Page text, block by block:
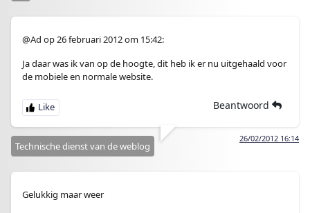
@Ad op 26 februari 2012 om 15:42:
Ja daar was ik van op de hoogte, dit heb ik er nu uitgehaald voor
de mobiele en normale website.
Beantwoord
26/02/2012 16:14
Technische dienst van de weblog
Gelukkig maar weer